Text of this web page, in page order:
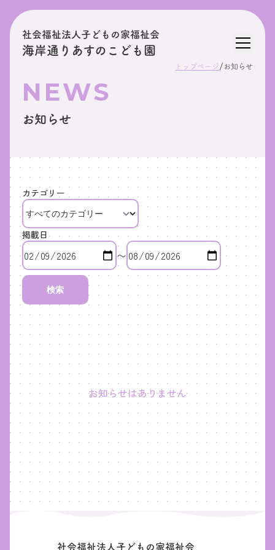
社会福祉法人子どもの家福祉会
海岸通りあすのこども園
トップページ/ お知らせ
NEWS
お知らせ
カテゴリー
掲載日
〜
検索
お知らせはありません
社会福祉法人子どもの家福祉会